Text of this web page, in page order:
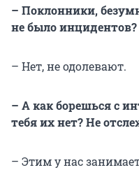
– Поклонники,
не было инцидентов?
– Нет, не одолевают.
– А как борешься с
тебя их нет? Не
– Этим у нас